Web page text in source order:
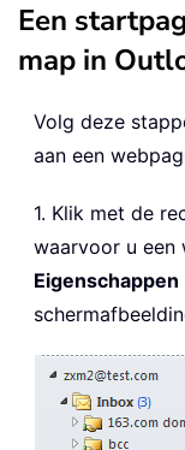
Een
map in
Volg deze
aan een
1. Klik met de
waarvoor u een
Eigenschappen